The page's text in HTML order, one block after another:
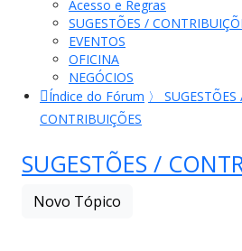
NOTÍCIAS
FÓRUM
MARCA
Acesso e Regras
SUGESTÕES /
EVENTOS
OFICINA
NEGÓCIOS
Índice do Fórum 〉
SUGESTÕES
CONTRIBUIÇÕES
SUGESTÕES /
Novo Tópico